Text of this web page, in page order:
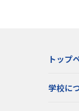
トップ
学校に